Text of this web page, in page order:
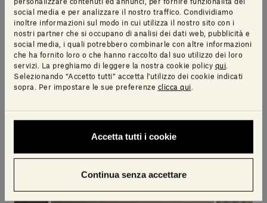
personalizzare contenuti ed annunci, per fornire funzionalità dei
social media e per analizzare il nostro traffico. Condividiamo
inoltre informazioni sul modo in cui utilizza il nostro sito con i
nostri partner che si occupano di analisi dei dati web, pubblicità e
social media, i quali potrebbero combinarle con altre informazioni
che ha fornito loro o che hanno raccolto dal suo utilizzo dei loro
servizi. La preghiamo di leggere la nostra cookie policy qui.
Selezionando “Accetto tutti” accetta l’utilizzo dei cookie indicati
sopra. Per impostare le sue preferenze clicca qui.
Accetta tutti i cookie
Continua senza accettare
Pietra d'Avola | Rain
PIERO LISSONI
Placido Paradiso | Rain
PIERO LISSONI